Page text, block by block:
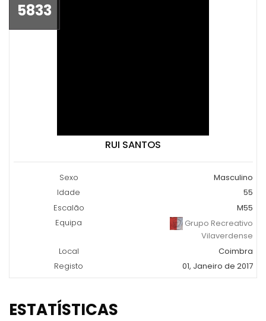
5833
RUI SANTOS
Sexo
Masculino
Idade
55
Escalão
M55
Equipa
Grupo Recreativo
Vilaverdense
Local
Coimbra
Registo
01, Janeiro de 2017
ESTATÍSTICAS